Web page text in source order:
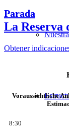
Parada
La Reserva
Obtener
Voraussichtliche
8:30